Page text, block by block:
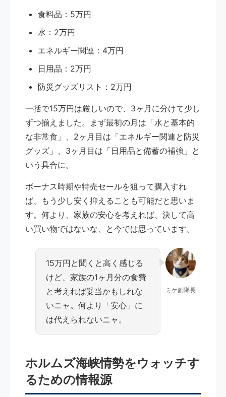
食料品：5万円
水：2万円
エネルギー関連：4万円
日用品：2万円
防災グッズリスト：2万円
一括で15万円は厳しいので、3ヶ月に分けて少し
ずつ揃えました。まず最初の月は「水と基本的
な非常食」、2ヶ月目は「エネルギー関連と防災
グッズ」、3ヶ月目は「日用品と備蓄の補強」と
いう具合に。
ボーナス時期や特売セールを狙って購入すれ
ば、もう少し安く抑えることも可能だと思いま
す。何より、家族の安心を考えれば、決して高
い買い物ではないな、と今では思っています。
ミケ副隊長
15万円と聞くと高く感じる
けど、家族の1ヶ月分の食費
と考えれば妥当かもしれな
いニャ。何より「安心」に
は代えられないニャ。
ホルムズ海峡情勢をウォッチす
るための情報源